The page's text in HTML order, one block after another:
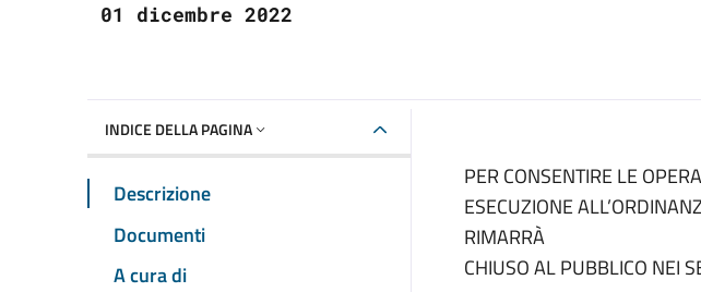
01 dicembre 2022
INDICE DELLA PAGINA
Descrizione
Documenti
A cura di
PER CONSENTIRE LE
ESECUZIONE
RIMARRÀ
CHIUSO AL PUBBLICO NEI